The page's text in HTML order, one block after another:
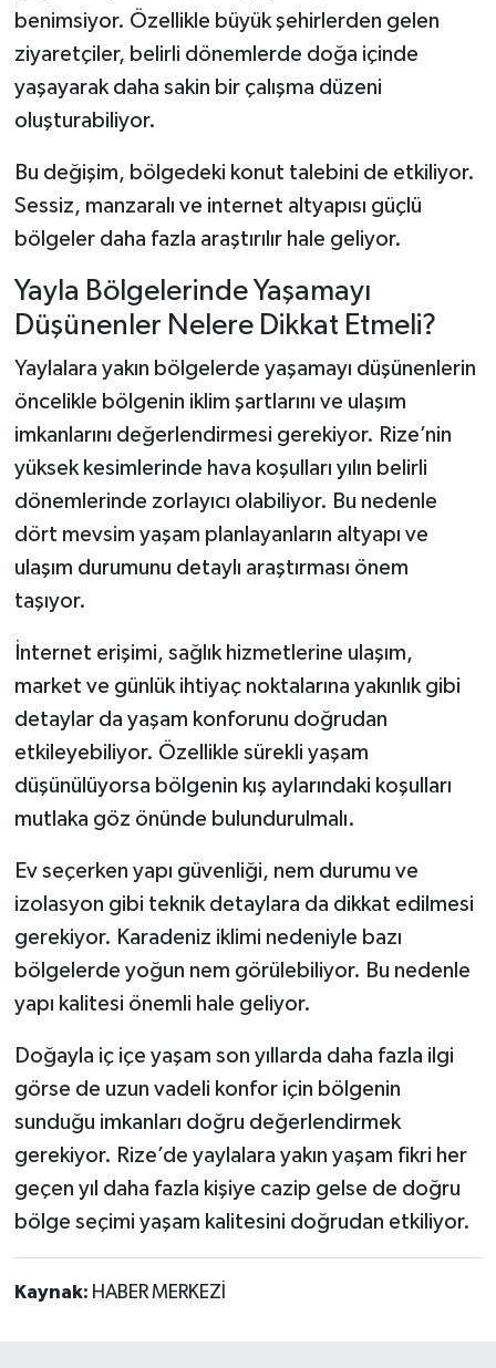
benimsiyor. Özellikle büyük şehirlerden gelen
ziyaretçiler, belirli dönemlerde doğa içinde
yaşayarak daha sakin bir çalışma düzeni
oluşturabiliyor.
Bu değişim, bölgedeki konut talebini de etkiliyor.
Sessiz, manzaralı ve internet altyapısı güçlü
bölgeler daha fazla araştırılır hale geliyor.
Yayla Bölgelerinde Yaşamayı
Düşünenler Nelere Dikkat Etmeli?
Yaylalara yakın bölgelerde yaşamayı düşünenlerin
öncelikle bölgenin iklim şartlarını ve ulaşım
imkanlarını değerlendirmesi gerekiyor. Rize’nin
yüksek kesimlerinde hava koşulları yılın belirli
dönemlerinde zorlayıcı olabiliyor. Bu nedenle
dört mevsim yaşam planlayanların altyapı ve
ulaşım durumunu detaylı araştırması önem
taşıyor.
İnternet erişimi, sağlık hizmetlerine ulaşım,
market ve günlük ihtiyaç noktalarına yakınlık gibi
detaylar da yaşam konforunu doğrudan
etkileyebiliyor. Özellikle sürekli yaşam
düşünülüyorsa bölgenin kış aylarındaki koşulları
mutlaka göz önünde bulundurulmalı.
Ev seçerken yapı güvenliği, nem durumu ve
izolasyon gibi teknik detaylara da dikkat edilmesi
gerekiyor. Karadeniz iklimi nedeniyle bazı
bölgelerde yoğun nem görülebiliyor. Bu nedenle
yapı kalitesi önemli hale geliyor.
Doğayla iç içe yaşam son yıllarda daha fazla ilgi
görse de uzun vadeli konfor için bölgenin
sunduğu imkanları doğru değerlendirmek
gerekiyor. Rize’de yaylalara yakın yaşam fikri her
geçen yıl daha fazla kişiye cazip gelse de doğru
bölge seçimi yaşam kalitesini doğrudan etkiliyor.
Kaynak: HABER MERKEZİ